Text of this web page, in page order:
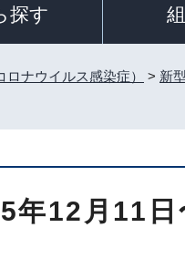
探す
ナウイルス感染症） > 新
年12月11